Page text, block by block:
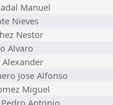
Manuel
Nieves
Nestor
Alvaro
Alexander
Jose Alfonso
Miguel
Antonio